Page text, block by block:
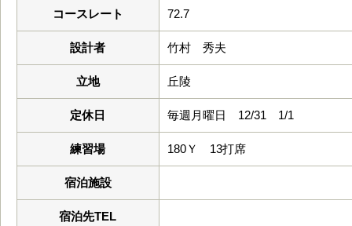
コースレート 72.7
設計者 竹村 秀夫
立地 丘陵
定休日 毎週月曜日 12/31 1/1
練習場 180Ｙ 13打席
宿泊施設
宿泊先TEL